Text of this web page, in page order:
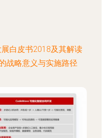
白皮书2018及其解读
战略意义与实施路径